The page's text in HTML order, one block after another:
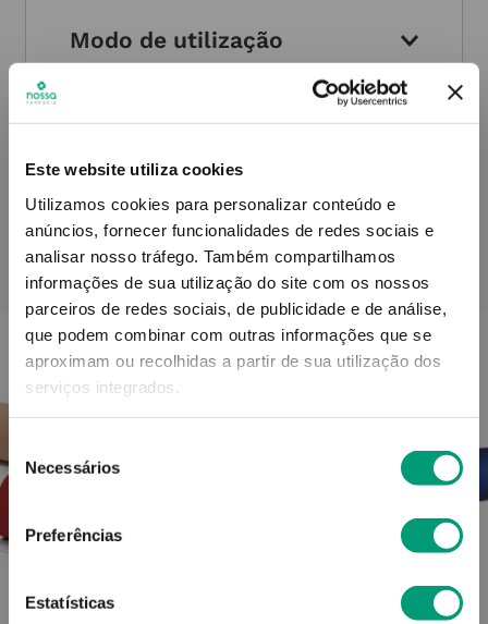
Este website utiliza cookies
Utilizamos cookies para personalizar conteúdo e
anúncios, fornecer funcionalidades de redes sociais e
analisar nosso tráfego. Também compartilhamos
informações de sua utilização do site com os nossos
parceiros de redes sociais, de publicidade e de análise,
que podem combinar com outras informações que se
aproximam ou recolhidas a partir de sua utilização dos
serviços integrados.
de Necessários
Preferências
Estatísticas
Modo de utilização
PODERÁ TAMBÉM GOSTAR